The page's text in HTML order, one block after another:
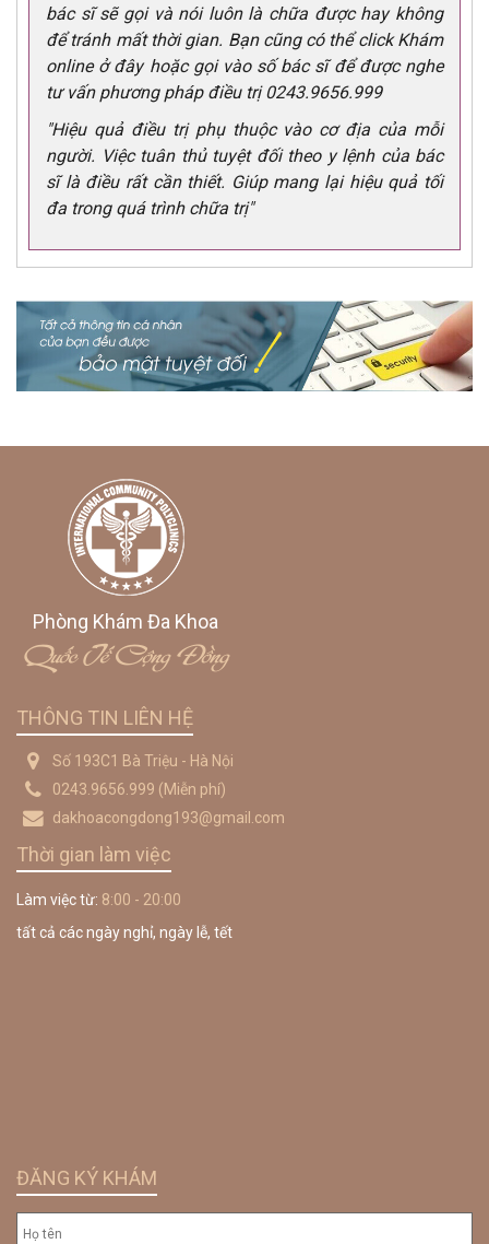
bác sĩ sẽ gọi và nói luôn là chữa được hay không
để tránh mất thời gian. Bạn cũng có thể click Khám
online ở đây hoặc gọi vào số bác sĩ để được nghe
tư vấn phương pháp điều trị 0243.9656.999
"Hiệu quả điều trị phụ thuộc vào cơ địa của mỗi
người. Việc tuân thủ tuyệt đối theo y lệnh của bác
sĩ là điều rất cần thiết. Giúp mang lại hiệu quả tối
đa trong quá trình chữa trị"
Phòng Khám Đa Khoa
Quốc Tế Cộng Đồng
THÔNG TIN LIÊN HỆ
Số 193C1 Bà Triệu - Hà Nội
0243.9656.999 (Miễn phí)
dakhoacongdong193@gmail.com
Thời gian làm việc
Làm việc từ: 8:00 - 20:00
tất cả các ngày nghỉ, ngày lễ, tết
ĐĂNG KÝ KHÁM